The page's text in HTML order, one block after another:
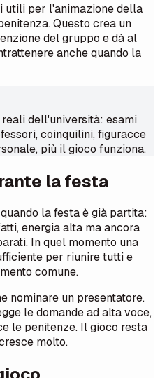
utili per l'animazione della
Questo crea un
del gruppo e dà al
anche quando la
dell'università: esami
coinquilini, figuracce
più il gioco funziona.
la festa
la festa è già partita:
energia alta ma ancora
In quel momento una
per riunire tutti e
comune.
nominare un presentatore.
le domande ad alta voce,
le penitenze. Il gioco resta
molto.